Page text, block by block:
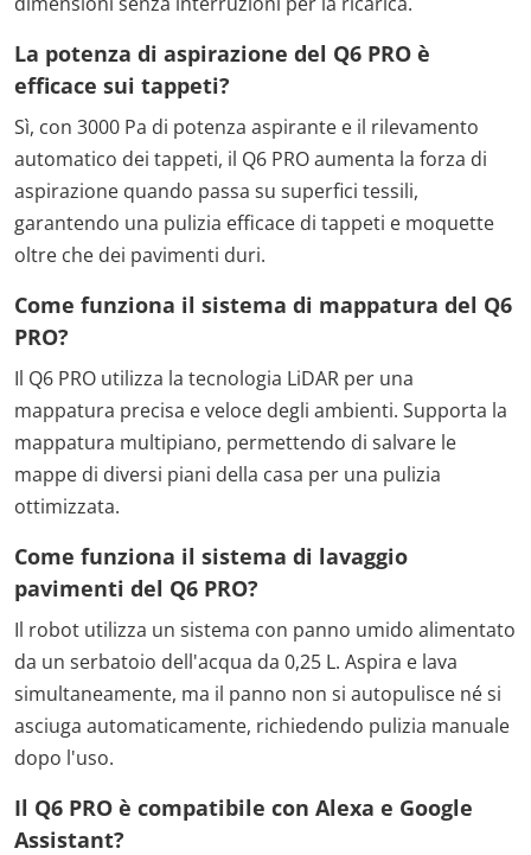
La potenza di aspirazione del Q6 PRO è
efficace sui tappeti?
Sì, con 3000 Pa di potenza aspirante e il rilevamento
automatico dei tappeti, il Q6 PRO aumenta la forza di
aspirazione quando passa su superfici tessili,
garantendo una pulizia efficace di tappeti e moquette
oltre che dei pavimenti duri.
Come funziona il sistema di mappatura del Q6
PRO?
Il Q6 PRO utilizza la tecnologia LiDAR per una
mappatura precisa e veloce degli ambienti. Supporta la
mappatura multipiano, permettendo di salvare le
mappe di diversi piani della casa per una pulizia
ottimizzata.
Come funziona il sistema di lavaggio
pavimenti del Q6 PRO?
Il robot utilizza un sistema con panno umido alimentato
da un serbatoio dell'acqua da 0,25 L. Aspira e lava
simultaneamente, ma il panno non si autopulisce né si
asciuga automaticamente, richiedendo pulizia manuale
dopo l'uso.
Il Q6 PRO è compatibile con Alexa e Google
Assistant?